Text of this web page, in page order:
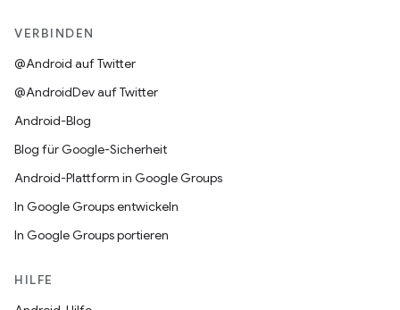
VERBINDEN
@Android auf Twitter
@AndroidDev auf Twitter
Android-Blog
Blog für Google-Sicherheit
Android-Plattform in Google Groups
In Google Groups entwickeln
In Google Groups portieren
HILFE